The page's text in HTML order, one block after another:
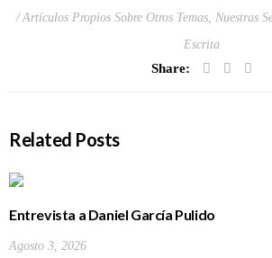
Artículos Propios Sobre Otros Temas Nuestras
Escrita
Share:
Related Posts
Entrevista a Daniel García Pulido
Agosto 3, 2026